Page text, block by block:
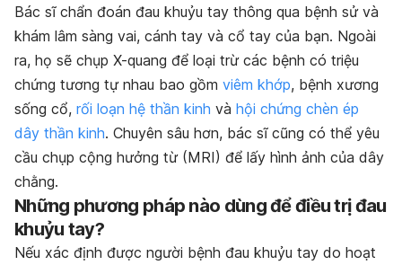
Bác sĩ chẩn đoán đau khuỷu tay thông qua bệnh sử và
khám lâm sàng vai, cánh tay và cổ tay của bạn. Ngoài
ra, họ sẽ chụp X-quang để loại trừ các bệnh có triệu
chứng tương tự nhau bao gồm viêm khớp, bệnh xương
sống cổ, rối loạn hệ thần kinh và hội chứng chèn ép
dây thần kinh. Chuyên sâu hơn, bác sĩ cũng có thể yêu
cầu chụp cộng hưởng từ (MRI) để lấy hình ảnh của dây
chằng.
Những phương pháp nào dùng để điều trị đau
khuỷu tay?
Nếu xác định được người bệnh đau khuỷu tay do hoạt